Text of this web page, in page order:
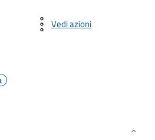
Vedi azioni